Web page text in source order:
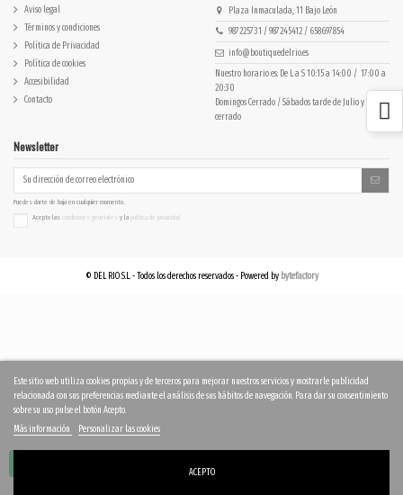
Aviso legal
Términos y condiciones
Política de Privacidad
Política de cookies
Accesibilidad
Contacto
Plaza Inmaculada, 11 Bajo León
987225731 / 987245412 / 658697854
info@boutiquedelrio.es
Nuestro horario es: De L a S 10:15 a 14:00 / 17:00 a
20:30
Domingos Cerrado / Sábados tarde de Julio y Agosto
cerrado
Este sitio web utiliza cookies propias y de terceros para mejorar nuestros servicios y mostrarle publicidad
relacionada con sus preferencias mediante el análisis de sus hábitos de navegación. Para dar su consentimiento
sobre su uso pulse el botón Acepto.
Más información
Personalizar las cookies
ACEPTO
Newsletter
Puedes darte de baja en cualquier momento.
Acepto las condiciones generales y la política de privacidad
© DEL RIO S.L. - Todos los derechos reservados - Powered by bytefactory